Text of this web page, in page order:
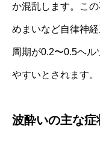
か混乱します。こ
めまいなど自律神
周期が0.2〜0.5ヘ
やすいとされます。
波酔いの主な症